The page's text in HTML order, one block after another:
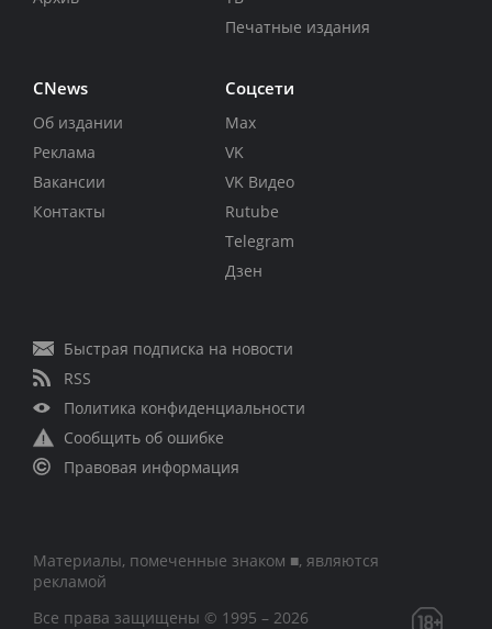
Печатные издания
CNews
Об издании
Реклама
Вакансии
Контакты
Соцсети
Max
VK
VK Видео
Rutube
Telegram
Дзен
Быстрая подписка на новости
RSS
Политика конфиденциальности
Сообщить об ошибке
Правовая информация
Материалы, помеченные знаком ■, являются
рекламой
Все права защищены © 1995 – 2026